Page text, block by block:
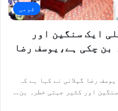
قومی
ایک سنگین اور
بن چکی ہے،یوسف رضا
رضا گیلانی نے کہا ہے کہ
اور کثیر جہتی خطرہ بن…